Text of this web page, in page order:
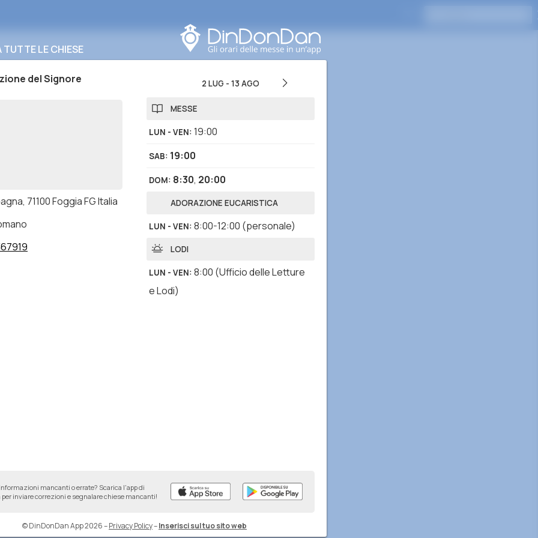
LE CHIESE
del Signore
71100 Foggia FG Italia
2 LUG - 13 AGO
MESSE
LUN - VEN: 19:00
SAB: 19:00
DOM: 8:30, 20:00
ADORAZIONE EUCARISTICA
LUN - VEN: 8:00-12:00 (personale)
LODI
LUN - VEN: 8:00 (Ufficio delle Letture
e Lodi)
mancanti o errate? Scarica l'app di
per inviare correzioni e segnalare chiese mancanti!
© DinDonDan App 2026–Privacy Policy–Inserisci sul tuo sito web